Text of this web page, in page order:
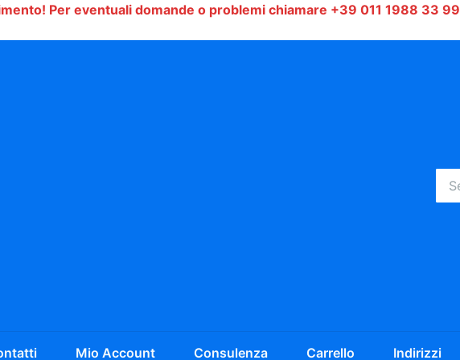
Per eventuali domande o problemi chiamare +39 011 1988 33 99
per:
Mio Account Consulenza Carrello Indirizzi